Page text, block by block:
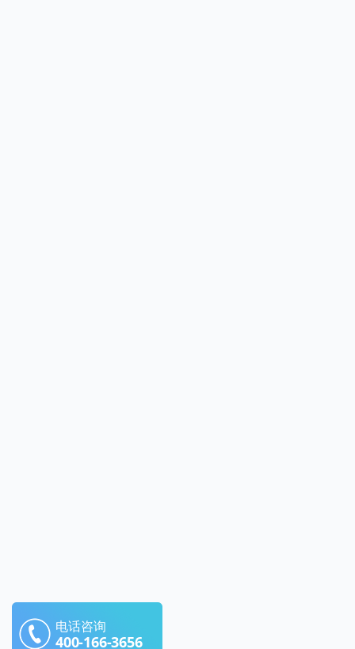
电话咨询
400-166-3656